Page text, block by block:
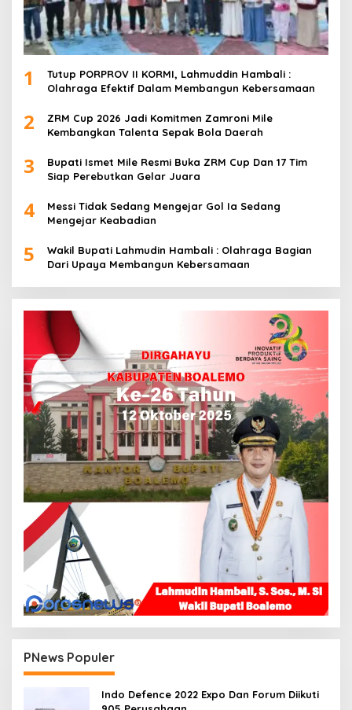
1
Tutup PORPROV II KORMI, Lahmuddin Hambali :
Olahraga Efektif Dalam Membangun Kebersamaan
2
ZRM Cup 2026 Jadi Komitmen Zamroni Mile
Kembangkan Talenta Sepak Bola Daerah
3
Bupati Ismet Mile Resmi Buka ZRM Cup Dan 17 Tim
Siap Perebutkan Gelar Juara
4
Messi Tidak Sedang Mengejar Gol Ia Sedang
Mengejar Keabadian
5
Wakil Bupati Lahmudin Hambali : Olahraga Bagian
Dari Upaya Membangun Kebersamaan
PNews Populer
Indo Defence 2022 Expo Dan Forum Diikuti